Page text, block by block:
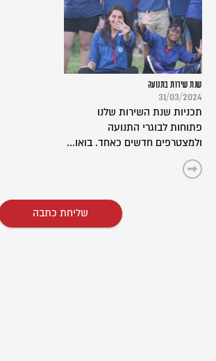
שנת שירות בתנועה
31/03/2024
תכניות שנת השירות שלנו
פתוחות לבוגרי התנועה
ולמצטרפים חדשים כאחד. בואו...
שליחת כתבה